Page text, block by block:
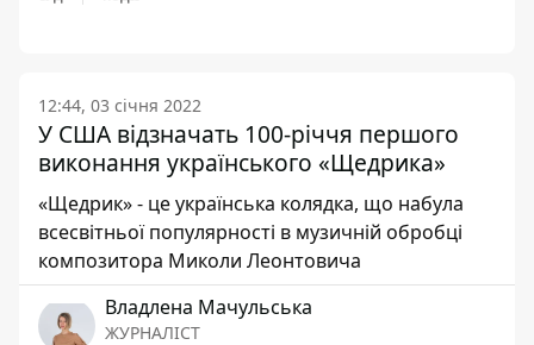
12:44, 03 січня 2022
У США відзначать 100-річчя першого
виконання українського «Щедрика»
«Щедрик» - це українська колядка, що набула
всесвітньої популярності в музичній обробці
композитора Миколи Леонтовича
Владлена Мачульська
ЖУРНАЛІСТ